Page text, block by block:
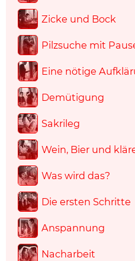
Zicke und Bock
Pilzsuche mit
Eine nötige
Demütigung
Sakrileg
Wein, Bier und
Was wird das?
Die ersten Schritte
Anspannung
Nacharbeit